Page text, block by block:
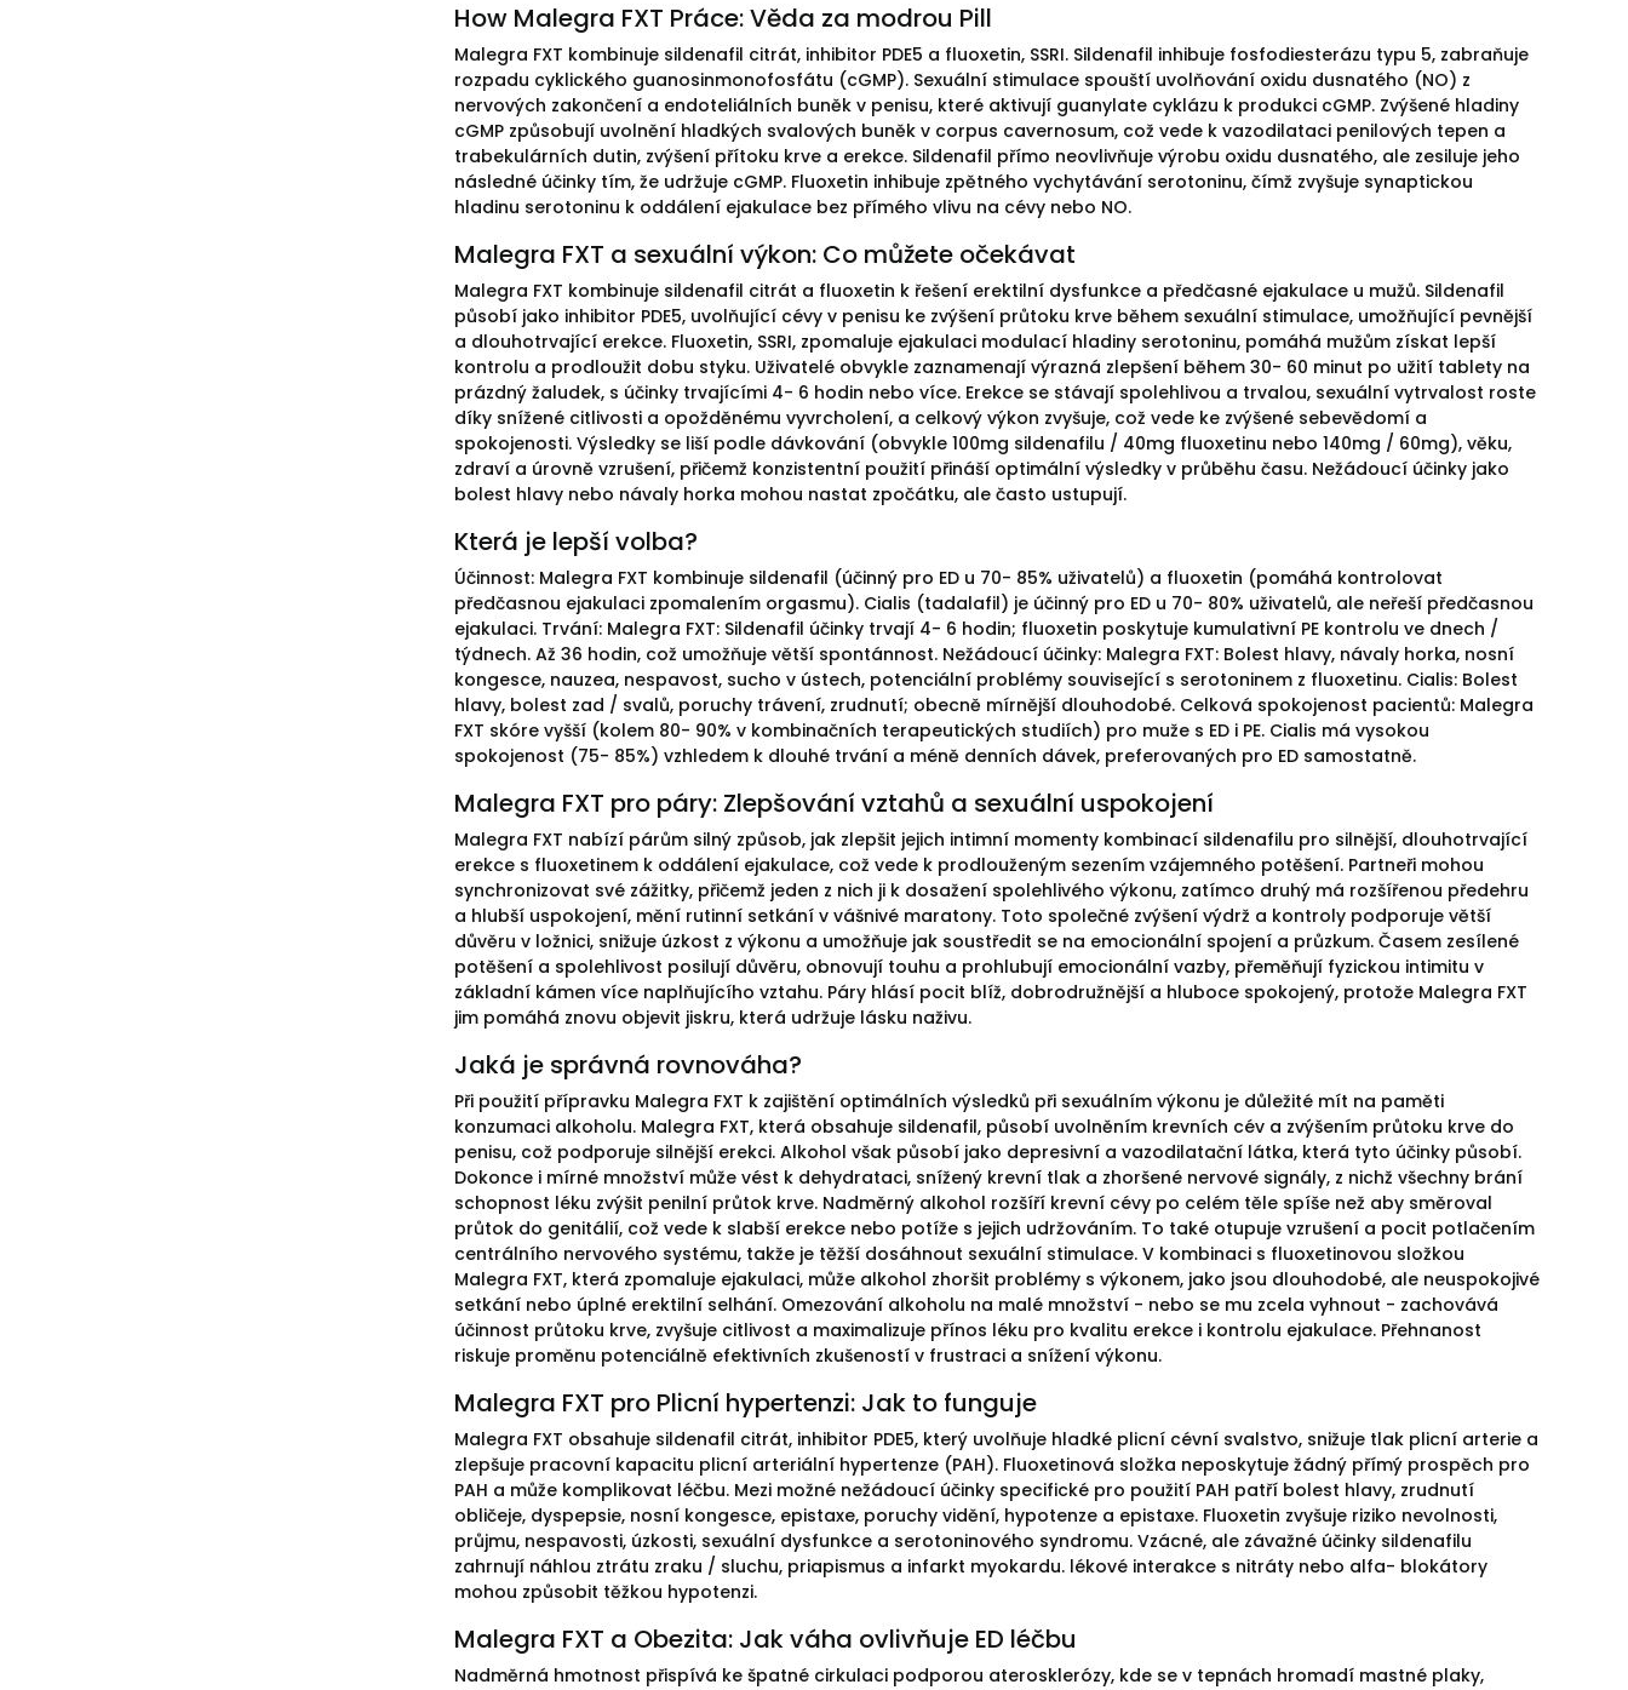
How Malegra FXT Práce: Věda za modrou Pill
Malegra FXT kombinuje sildenafil citrát, inhibitor PDE5 a fluoxetin, SSRI. Sildenafil inhibuje fosfodiesterázu typu 5, zabraňuje
rozpadu cyklického guanosinmonofosfátu (cGMP). Sexuální stimulace spouští uvolňování oxidu dusnatého (NO) z
nervových zakončení a endoteliálních buněk v penisu, které aktivují guanylate cyklázu k produkci cGMP. Zvýšené hladiny
cGMP způsobují uvolnění hladkých svalových buněk v corpus cavernosum, což vede k vazodilataci penilových tepen a
trabekulárních dutin, zvýšení přítoku krve a erekce. Sildenafil přímo neovlivňuje výrobu oxidu dusnatého, ale zesiluje jeho
následné účinky tím, že udržuje cGMP. Fluoxetin inhibuje zpětného vychytávání serotoninu, čímž zvyšuje synaptickou
hladinu serotoninu k oddálení ejakulace bez přímého vlivu na cévy nebo NO.
Malegra FXT a sexuální výkon: Co můžete očekávat
Malegra FXT kombinuje sildenafil citrát a fluoxetin k řešení erektilní dysfunkce a předčasné ejakulace u mužů. Sildenafil
působí jako inhibitor PDE5, uvolňující cévy v penisu ke zvýšení průtoku krve během sexuální stimulace, umožňující pevnější
a dlouhotrvající erekce. Fluoxetin, SSRI, zpomaluje ejakulaci modulací hladiny serotoninu, pomáhá mužům získat lepší
kontrolu a prodloužit dobu styku. Uživatelé obvykle zaznamenají výrazná zlepšení během 30- 60 minut po užití tablety na
prázdný žaludek, s účinky trvajícími 4- 6 hodin nebo více. Erekce se stávají spolehlivou a trvalou, sexuální vytrvalost roste
díky snížené citlivosti a opožděnému vyvrcholení, a celkový výkon zvyšuje, což vede ke zvýšené sebevědomí a
spokojenosti. Výsledky se liší podle dávkování (obvykle 100mg sildenafilu / 40mg fluoxetinu nebo 140mg / 60mg), věku,
zdraví a úrovně vzrušení, přičemž konzistentní použití přináší optimální výsledky v průběhu času. Nežádoucí účinky jako
bolest hlavy nebo návaly horka mohou nastat zpočátku, ale často ustupují.
Která je lepší volba?
Účinnost: Malegra FXT kombinuje sildenafil (účinný pro ED u 70- 85% uživatelů) a fluoxetin (pomáhá kontrolovat
předčasnou ejakulaci zpomalením orgasmu). Cialis (tadalafil) je účinný pro ED u 70- 80% uživatelů, ale neřeší předčasnou
ejakulaci. Trvání: Malegra FXT: Sildenafil účinky trvají 4- 6 hodin; fluoxetin poskytuje kumulativní PE kontrolu ve dnech /
týdnech. Až 36 hodin, což umožňuje větší spontánnost. Nežádoucí účinky: Malegra FXT: Bolest hlavy, návaly horka, nosní
kongesce, nauzea, nespavost, sucho v ústech, potenciální problémy související s serotoninem z fluoxetinu. Cialis: Bolest
hlavy, bolest zad / svalů, poruchy trávení, zrudnutí; obecně mírnější dlouhodobé. Celková spokojenost pacientů: Malegra
FXT skóre vyšší (kolem 80- 90% v kombinačních terapeutických studiích) pro muže s ED i PE. Cialis má vysokou
spokojenost (75- 85%) vzhledem k dlouhé trvání a méně denních dávek, preferovaných pro ED samostatně.
Malegra FXT pro páry: Zlepšování vztahů a sexuální uspokojení
Malegra FXT nabízí párům silný způsob, jak zlepšit jejich intimní momenty kombinací sildenafilu pro silnější, dlouhotrvající
erekce s fluoxetinem k oddálení ejakulace, což vede k prodlouženým sezením vzájemného potěšení. Partneři mohou
synchronizovat své zážitky, přičemž jeden z nich ji k dosažení spolehlivého výkonu, zatímco druhý má rozšířenou předehru
a hlubší uspokojení, mění rutinní setkání v vášnivé maratony. Toto společné zvýšení výdrž a kontroly podporuje větší
důvěru v ložnici, snižuje úzkost z výkonu a umožňuje jak soustředit se na emocionální spojení a průzkum. Časem zesílené
potěšení a spolehlivost posilují důvěru, obnovují touhu a prohlubují emocionální vazby, přeměňují fyzickou intimitu v
základní kámen více naplňujícího vztahu. Páry hlásí pocit blíž, dobrodružnější a hluboce spokojený, protože Malegra FXT
jim pomáhá znovu objevit jiskru, která udržuje lásku naživu.
Jaká je správná rovnováha?
Při použití přípravku Malegra FXT k zajištění optimálních výsledků při sexuálním výkonu je důležité mít na paměti
konzumaci alkoholu. Malegra FXT, která obsahuje sildenafil, působí uvolněním krevních cév a zvýšením průtoku krve do
penisu, což podporuje silnější erekci. Alkohol však působí jako depresivní a vazodilatační látka, která tyto účinky působí.
Dokonce i mírné množství může vést k dehydrataci, snížený krevní tlak a zhoršené nervové signály, z nichž všechny brání
schopnost léku zvýšit penilní průtok krve. Nadměrný alkohol rozšíří krevní cévy po celém těle spíše než aby směroval
průtok do genitálií, což vede k slabší erekce nebo potíže s jejich udržováním. To také otupuje vzrušení a pocit potlačením
centrálního nervového systému, takže je těžší dosáhnout sexuální stimulace. V kombinaci s fluoxetinovou složkou
Malegra FXT, která zpomaluje ejakulaci, může alkohol zhoršit problémy s výkonem, jako jsou dlouhodobé, ale neuspokojivé
setkání nebo úplné erektilní selhání. Omezování alkoholu na malé množství - nebo se mu zcela vyhnout - zachovává
účinnost průtoku krve, zvyšuje citlivost a maximalizuje přínos léku pro kvalitu erekce i kontrolu ejakulace. Přehnanost
riskuje proměnu potenciálně efektivních zkušeností v frustraci a snížení výkonu.
Malegra FXT pro Plicní hypertenzi: Jak to funguje
Malegra FXT obsahuje sildenafil citrát, inhibitor PDE5, který uvolňuje hladké plicní cévní svalstvo, snižuje tlak plicní arterie a
zlepšuje pracovní kapacitu plicní arteriální hypertenze (PAH). Fluoxetinová složka neposkytuje žádný přímý prospěch pro
PAH a může komplikovat léčbu. Mezi možné nežádoucí účinky specifické pro použití PAH patří bolest hlavy, zrudnutí
obličeje, dyspepsie, nosní kongesce, epistaxe, poruchy vidění, hypotenze a epistaxe. Fluoxetin zvyšuje riziko nevolnosti,
průjmu, nespavosti, úzkosti, sexuální dysfunkce a serotoninového syndromu. Vzácné, ale závažné účinky sildenafilu
zahrnují náhlou ztrátu zraku / sluchu, priapismus a infarkt myokardu. lékové interakce s nitráty nebo alfa- blokátory
mohou způsobit těžkou hypotenzi.
Malegra FXT a Obezita: Jak váha ovlivňuje ED léčbu
Nadměrná hmotnost přispívá ke špatné cirkulaci podporou aterosklerózy, kde se v tepnách hromadí mastné plaky,